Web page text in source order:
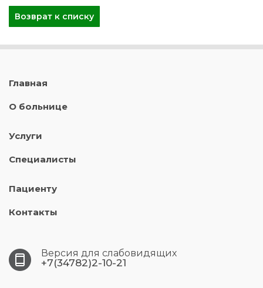
Возврат к списку
Главная
О больнице
Услуги
Специалисты
Пациенту
Контакты
Версия для слабовидящих
+7(34782)2-10-21